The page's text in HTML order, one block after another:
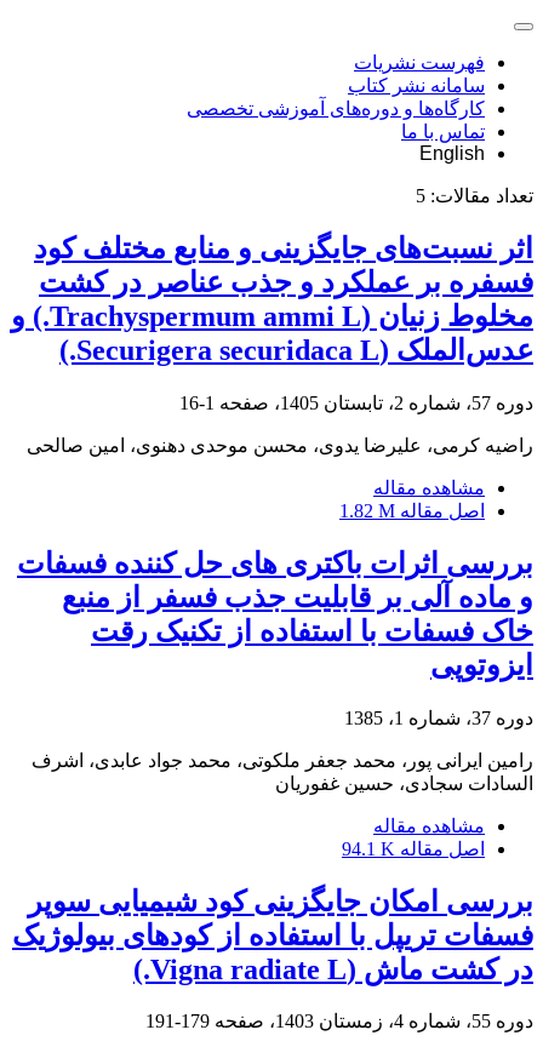
فهرست نشریات
سامانه نشر کتاب
کارگاه‌ها و دوره‌های آموزشی تخصصی
تماس با ما
English
تعداد مقالات: 5
اثر نسبت‌های جایگزینی و منابع مختلف کود
فسفره بر عملکرد و جذب عناصر در کشت
مخلوط زنیان (Trachyspermum ammi L.) و
عدس‌الملک (Securigera securidaca L.)
دوره 57، شماره 2، تابستان 1405، صفحه 1-16
راضیه کرمی، علیرضا یدوی، محسن موحدی دهنوی، امین صالحی
مشاهده مقاله
اصل مقاله 1.82 M
بررسی اثرات باکتری های حل کننده فسفات
و ماده آلی بر قابلیت جذب فسفر از منبع
خاک فسفات با استفاده از تکنیک رقت
ایزوتوپی
دوره 37، شماره 1، 1385
رامین ایرانی پور، محمد جعفر ملکوتی، محمد جواد عابدی، اشرف
السادات سجادی، حسین غفوریان
مشاهده مقاله
اصل مقاله 94.1 K
بررسی امکان جایگزینی کود شیمیایی سوپر
فسفات تریپل با استفاده از کودهای بیولوژیک
در کشت ماش (Vigna radiate L.)
دوره 55، شماره 4، زمستان 1403، صفحه 179-191